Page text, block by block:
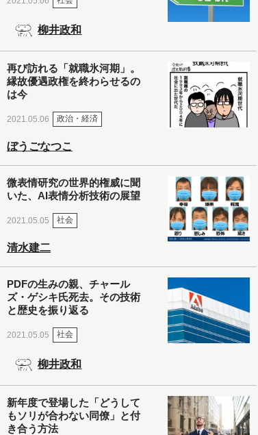
柳井政和
再び訪れる「就職氷河期」。
縁故優遇政権を終わらせるの
は今
2021.05.06 政治・経済
ぼうごなつこ
微表情研究の世界的権威に聞
いた、AI表情分析技術の展望
2021.05.05 社会
清水建二
PDFの生みの親、チャール
ズ・ゲシキ氏死去。その技術
と歴史を振り返る
2021.05.05 社会
柳井政和
新年度で登場した「どうして
もソリが合わない同僚」と付
き合う方法